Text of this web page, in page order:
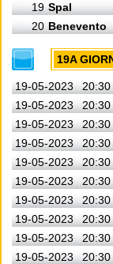
19 Spal
20 Benevento
19A
19-05-2023 20:30
19-05-2023
20:30
19-05-2023
20:30
19-05-2023
20:30
19-05-2023
20:30
19-05-2023
20:30
19-05-2023
20:30
19-05-2023
20:30
19-05-2023
20:30
19-05-2023
20:30